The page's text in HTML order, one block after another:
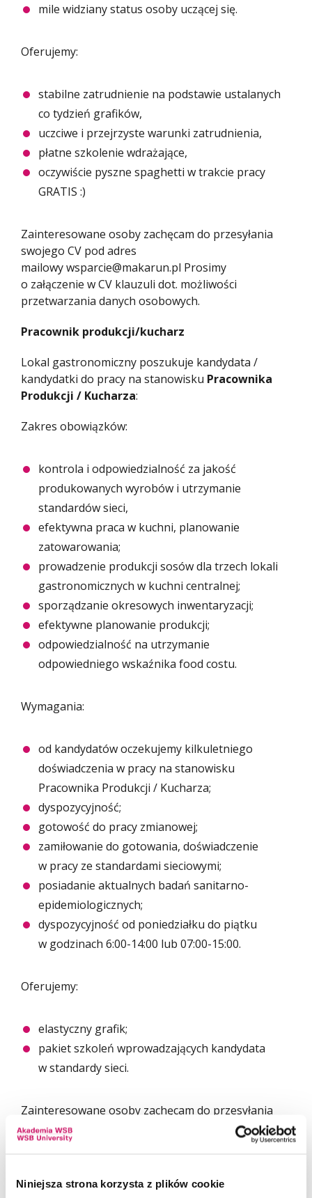
Niniejsza strona korzysta z plików cookie
mile widziany status osoby uczącej się.
Oferujemy:
stabilne zatrudnienie na podstawie ustalanych
co tydzień grafików,
uczciwe i przejrzyste warunki zatrudnienia,
płatne szkolenie wdrażające,
oczywiście pyszne spaghetti w trakcie pracy
GRATIS :)
Zainteresowane osoby zachęcam do przesyłania
swojego CV pod adres
mailowy wsparcie@makarun.pl Prosimy
o załączenie w CV klauzuli dot. możliwości
przetwarzania danych osobowych.
Pracownik produkcji/kucharz
Lokal gastronomiczny poszukuje kandydata /
kandydatki do pracy na stanowisku Pracownika
Produkcji / Kucharza:
Zakres obowiązków:
kontrola i odpowiedzialność za jakość
produkowanych wyrobów i utrzymanie
standardów sieci,
efektywna praca w kuchni, planowanie
zatowarowania;
prowadzenie produkcji sosów dla trzech lokali
gastronomicznych w kuchni centralnej;
sporządzanie okresowych inwentaryzacji;
efektywne planowanie produkcji;
odpowiedzialność na utrzymanie
odpowiedniego wskaźnika food costu.
Wymagania:
od kandydatów oczekujemy kilkuletniego
doświadczenia w pracy na stanowisku
Pracownika Produkcji / Kucharza;
dyspozycyjność;
gotowość do pracy zmianowej;
zamiłowanie do gotowania, doświadczenie
w pracy ze standardami sieciowymi;
posiadanie aktualnych badań sanitarno-
epidemiologicznych;
dyspozycyjność od poniedziałku do piątku
w godzinach 6:00-14:00 lub 07:00-15:00.
Oferujemy:
elastyczny grafik;
pakiet szkoleń wprowadzających kandydata
w standardy sieci.
Zainteresowane osoby zachęcam do przesyłania
swojego CV pod adres
mailowy wsparcie@makarun.pl
przetwarzania danych osobowych.